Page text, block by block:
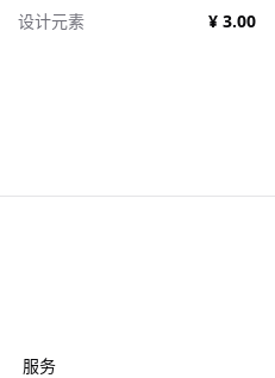
设计元素
¥ 3.00
服务